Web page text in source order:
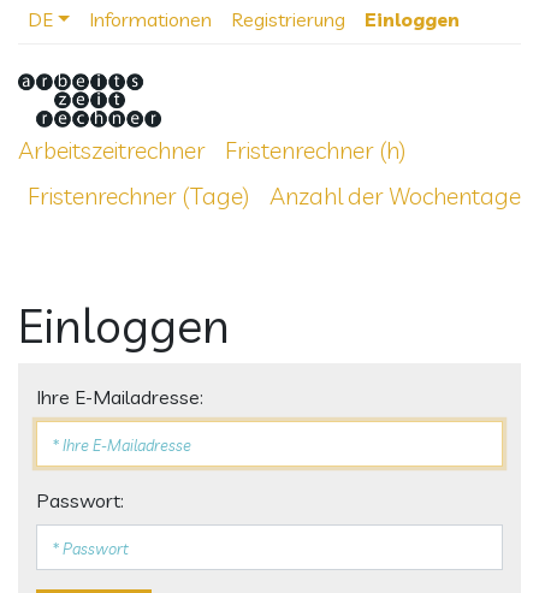
DE Informationen Registrierung Einloggen
Arbeitszeitrechner
Fristenrechner (h)
Fristenrechner (Tage)
Anzahl der Wochentage
Einloggen
Ihre E-Mailadresse:
Passwort: